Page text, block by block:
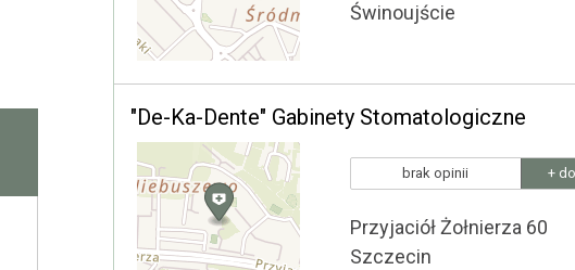
Świnoujście
"De-Ka-Dente" Gabinety Stomatologiczne
brak opinii +
Przyjaciół Żołnierza 60
Szczecin